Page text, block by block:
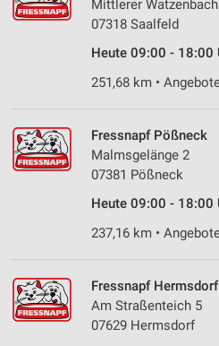
Mittlerer
07318 Saalfeld
Heute 09:00 - 18:00
251,68 km •
Fressnapf Pößneck
Malmsgelänge 2
07381 Pößneck
Heute 09:00 - 18:00
237,16 km •
Fressnapf Hermsdorf
Am Straßenteich 5
07629 Hermsdorf
Erstellung von Profilen für
Werbung
Verwendung von Profilen zur
personalisierter Werbung
von Inhalten
Verwendung von Profilen zur
personalisierter Inhalte
Analyse von Zielgruppen durch
Kombinationen von Daten aus
Quellen